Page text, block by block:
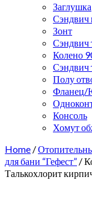
Заглушка
Сэндвич
Зонт
Сэндвич
Колено
Сэндвич
Полу
Фланец/
Консоль
Хомут
Home /
для бани “Гефест” /
Талькохлорит